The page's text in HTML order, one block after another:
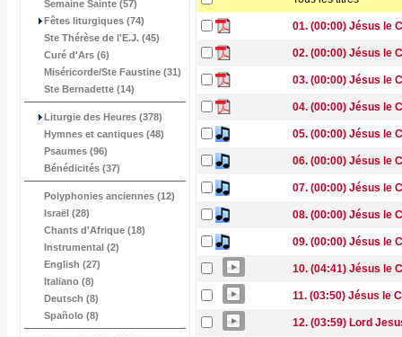
Semaine Sainte (57)
Fêtes liturgiques (74)
Ste Thérèse de l'E.J. (45)
Curé d'Ars (6)
Miséricorde/Ste Faustine (31)
Ste Bernadette (14)
Liturgie des Heures (378)
Hymnes et cantiques (48)
Psaumes (96)
Bénédicités (37)
Polyphonies anciennes (12)
Israël (28)
Chants d'Afrique (18)
Instrumental (2)
English (27)
Italiano (8)
Deutsch (8)
Spañolo (8)
01. (00:00) Jésus le
02. (00:00) Jésus le
03. (00:00) Jésus le
04. (00:00) Jésus le
05. (00:00) Jésus le
06. (00:00) Jésus le
07. (00:00) Jésus le
08. (00:00) Jésus le
09. (00:00) Jésus le
10. (04:41) Jésus le
11. (03:50) Jésus le
12. (03:59) Lord